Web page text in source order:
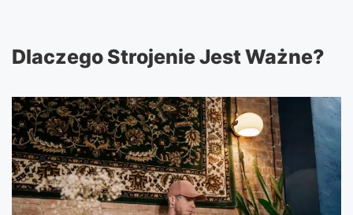
Dlaczego Strojenie Jest Ważne?